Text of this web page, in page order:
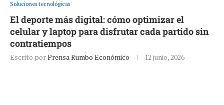
Soluciones tecnológicas
El deporte más digital: cómo optimizar el
celular y laptop para disfrutar cada partido sin
contratiempos
Escrito porPrensa Rumbo Económico 12 junio, 2026